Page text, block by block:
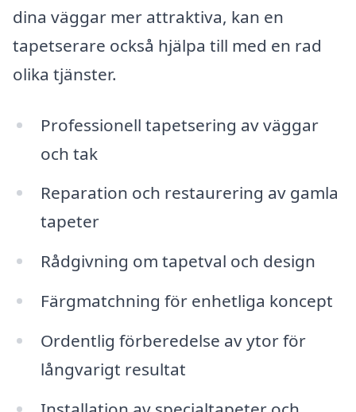
dina väggar mer attraktiva, kan en
tapetserare också hjälpa till med en rad
olika tjänster.
Professionell tapetsering av väggar
och tak
Reparation och restaurering av gamla
tapeter
Rådgivning om tapetval och design
Färgmatchning för enhetliga koncept
Ordentlig förberedelse av ytor för
långvarigt resultat